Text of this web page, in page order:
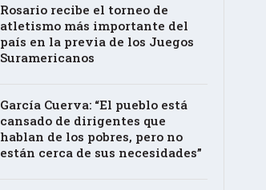
Rosario recibe el torneo de
atletismo más importante del
país en la previa de los Juegos
Suramericanos
García Cuerva: “El pueblo está
cansado de dirigentes que
hablan de los pobres, pero no
están cerca de sus necesidades”